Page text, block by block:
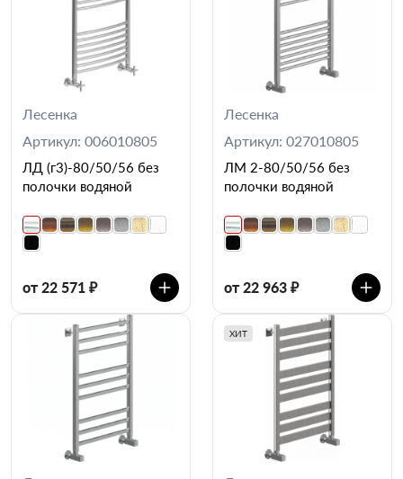
Лесенка
Артикул: 006010805
ЛД (г3)-80/50/56 без
полочки водяной
от 22 571 ₽
Лесенка
Артикул: 027010805
ЛМ 2-80/50/56 без
полочки водяной
от 22 963 ₽
ХИТ